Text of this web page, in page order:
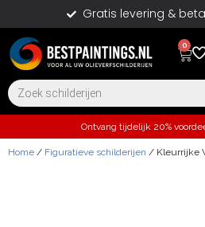
Gratis levering &
0
Ontvang tijdelijk 20%
Home / Figuratieve schilderijen / Kleurrijke